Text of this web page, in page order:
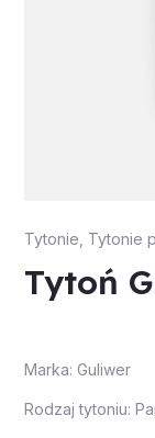
Tytonie Tytonie
Tytoń
Marka: Guliwer
Rodzaj tytoniu: